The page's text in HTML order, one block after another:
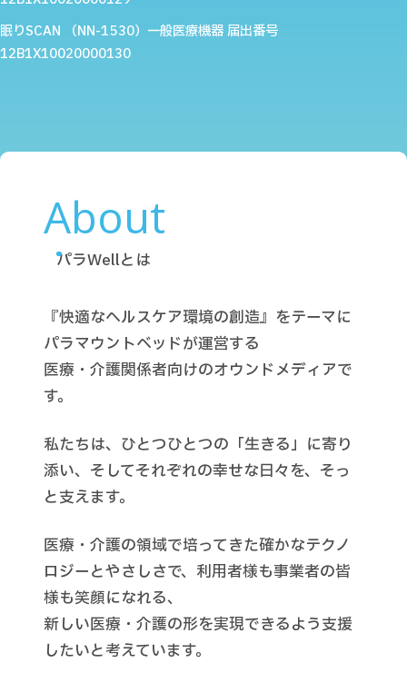
眠りSCAN （NN-1530）一般医療機器 届出番号
12B1X10020000130
About
パラWellとは
『快適なヘルスケア環境の創造』をテーマに
パラマウントベッドが運営する
医療・介護関係者向けのオウンドメディアで
す。
私たちは、ひとつひとつの「生きる」に寄り
添い、そしてそれぞれの幸せな日々を、そっ
と支えます。
医療・介護の領域で培ってきた確かなテクノ
ロジーとやさしさで、利用者様も事業者の皆
様も笑顔になれる、
新しい医療・介護の形を実現できるよう支援
したいと考えています。